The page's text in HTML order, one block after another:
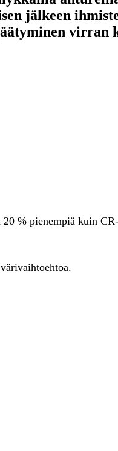
jälkeen
% pienempiä kuin